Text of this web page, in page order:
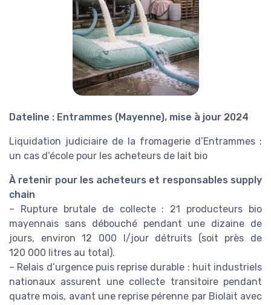
Dateline : Entrammes (Mayenne), mise à jour 2024
Liquidation judiciaire de la fromagerie d’Entrammes :
un cas d’école pour les acheteurs de lait bio
À retenir pour les acheteurs et responsables supply
chain
– Rupture brutale de collecte : 21 producteurs bio
mayennais sans débouché pendant une dizaine de
jours, environ 12 000 l/jour détruits (soit près de
120 000 litres au total).
– Relais d’urgence puis reprise durable : huit industriels
nationaux assurent une collecte transitoire pendant
quatre mois, avant une reprise pérenne par Biolait avec